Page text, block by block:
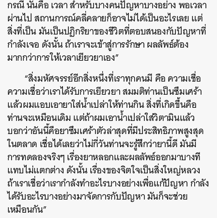
กรณี นั่นคือ เวลา สำหรับบางคนปัญหาบางอย่าง พอเวลา
ผ่านไป สถานการณ์คลี่คลายก็อาจไม่ได้เป็นอะไรเลย แต่
สิ่งที่เป็น มันเป็นปฏิกริยาของชีวิตที่ตอบสนองกับปัญหาที่
กำลังเจอ ดังนั้น ถ้าเราจะเข้าสู่การรักษา ผลลัพธ์ต้อง
มากกว่าการให้เวลาเยียวยาเอง”
“สิ่งมหัศจรรย์อีกสิ่งหนึ่งที่เราทุกคนมี คือ ความเชื่อ
ความเชื่อว่าเราได้รับการเยียวยา สมมติท่านเป็นซึมเศร้า
แล้วผมแอบเอายาใส่น้ำเปล่าให้ท่านกิน สิ่งที่เกิดขึ้นคือ
ท่านจะเหมือนเดิม แต่ถ้าผมเอาน้ำเปล่าใส่วิตามินแล้ว
บอกว่าอันนี้คือยาซึมเศร้าตัวล่าสุดที่มีประสิทธิภาพสูงสุด
ในตลาด เชื่อได้เลยว่าไม่กี่วันท่านจะรู้สึกว่ายานี้ดี มันมี
การทดลองจริงๆ เรื่องยาหลอกและผลลัพธ์ออกมาบางที
แทบไม่แตกต่าง ดังนั้น เรื่องของจิตใจเป็นสิ่งใหญ่หลวง
ถ้าเราเชื่อว่าเรากำลังทำอะไรบางอย่างเพื่อแก้ปัญหา กำลัง
ได้รับอะไรบางอย่างมาจัดการกับปัญหา มันก็จะช่วย
เหมือนกัน”